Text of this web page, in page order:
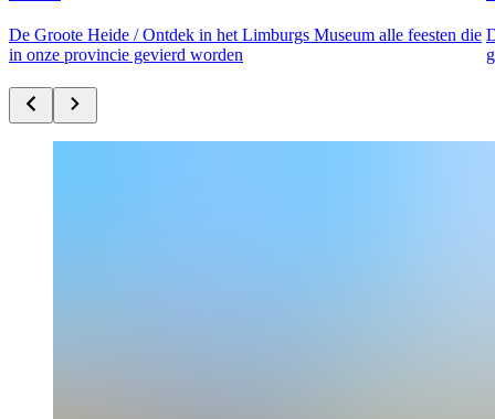
De Groote Heide /Ontdek in het Limburgs Museum alle feesten die
in onze provincie gevierd worden